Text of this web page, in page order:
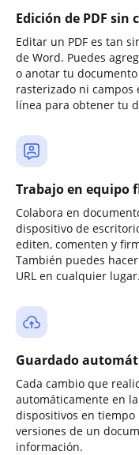
Edición de PDF sin
Editar un PDF es tan
de Word. Puedes
o anotar tu
rasterizado ni campos
línea para obtener tu
Trabajo en equipo
Colabora en
dispositivo de
editen, comenten y
También puedes
URL en cualquier lugar.
Guardado
Cada cambio que
automáticamente en
dispositivos en tiempo
versiones de un
información.